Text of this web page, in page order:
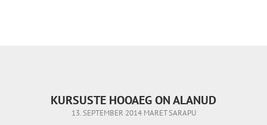
KURSUSTE HOOAEG ON ALANUD
13. SEPTEMBER 2014 MARET SARAPU